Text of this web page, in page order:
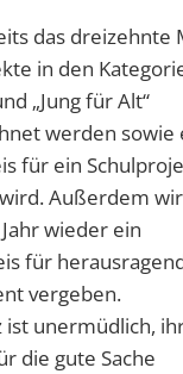
das dreizehnte
in den
„Jung für Alt“
werden sowie
für ein
Außerdem
wieder ein
für
vergeben.
ist unermüdlich,
die gute Sache